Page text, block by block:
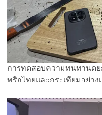
การทดสอบความทนทานด
พริกไทยและกระเทียมอย่า